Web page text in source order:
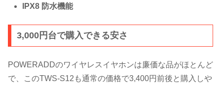
IPX8 防水機能
3,000円台で購入できる安さ
POWERADDのワイヤレスイヤホンは廉価な品がほとんど
で、このTWS-S12も通常の価格で3,400円前後と購入しや